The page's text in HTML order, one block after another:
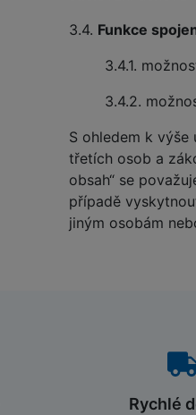
3.4. Funkce
3.4.1.
3.4.2.
S ohledem k výše
třetích osob a
obsah“ se
případě
jiným osobám
Rychlé